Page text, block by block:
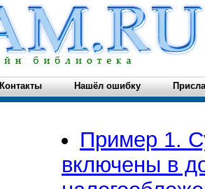
Контакты Нашёл ошибку
Пример 1.
включены в